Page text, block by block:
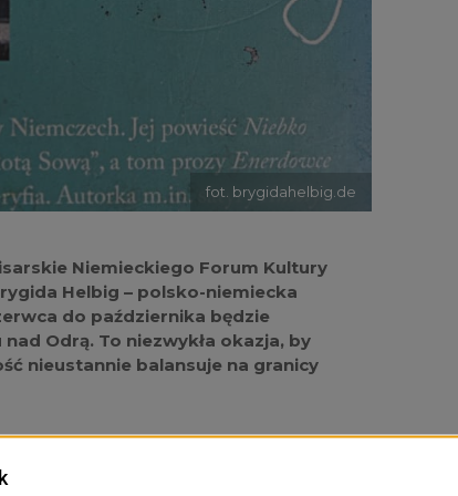
fot. brygidahelbig.de
Niemieckiego Forum Kultury
Helbig – polsko-niemiecka
do października będzie
Odrą. To niezwykła okazja, by
nieustannie balansuje na granicy
literatury, szczególnie tym, którzy
Urodzona w Szczecinie, od
do rodzinnych stron. Powieść